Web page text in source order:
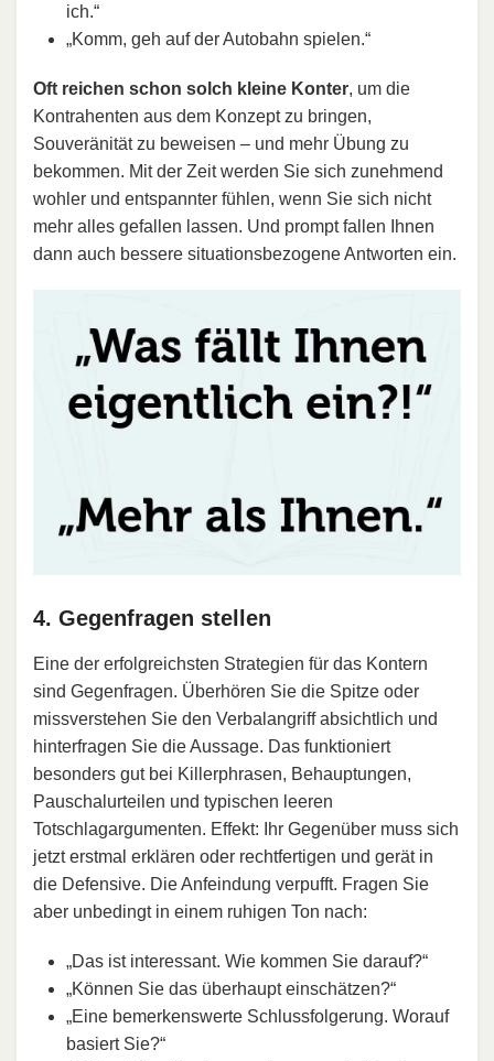
ich.“
„Komm, geh auf der Autobahn spielen.“
Oft reichen schon solch kleine Konter, um die
Kontrahenten aus dem Konzept zu bringen,
Souveränität zu beweisen – und mehr Übung zu
bekommen. Mit der Zeit werden Sie sich zunehmend
wohler und entspannter fühlen, wenn Sie sich nicht
mehr alles gefallen lassen. Und prompt fallen Ihnen
dann auch bessere situationsbezogene Antworten ein.
4. Gegenfragen stellen
Eine der erfolgreichsten Strategien für das Kontern
sind Gegenfragen. Überhören Sie die Spitze oder
missverstehen Sie den Verbalangriff absichtlich und
hinterfragen Sie die Aussage. Das funktioniert
besonders gut bei Killerphrasen, Behauptungen,
Pauschalurteilen und typischen leeren
Totschlagargumenten. Effekt: Ihr Gegenüber muss sich
jetzt erstmal erklären oder rechtfertigen und gerät in
die Defensive. Die Anfeindung verpufft. Fragen Sie
aber unbedingt in einem ruhigen Ton nach:
„Das ist interessant. Wie kommen Sie darauf?“
„Können Sie das überhaupt einschätzen?“
„Eine bemerkenswerte Schlussfolgerung. Worauf
basiert Sie?“